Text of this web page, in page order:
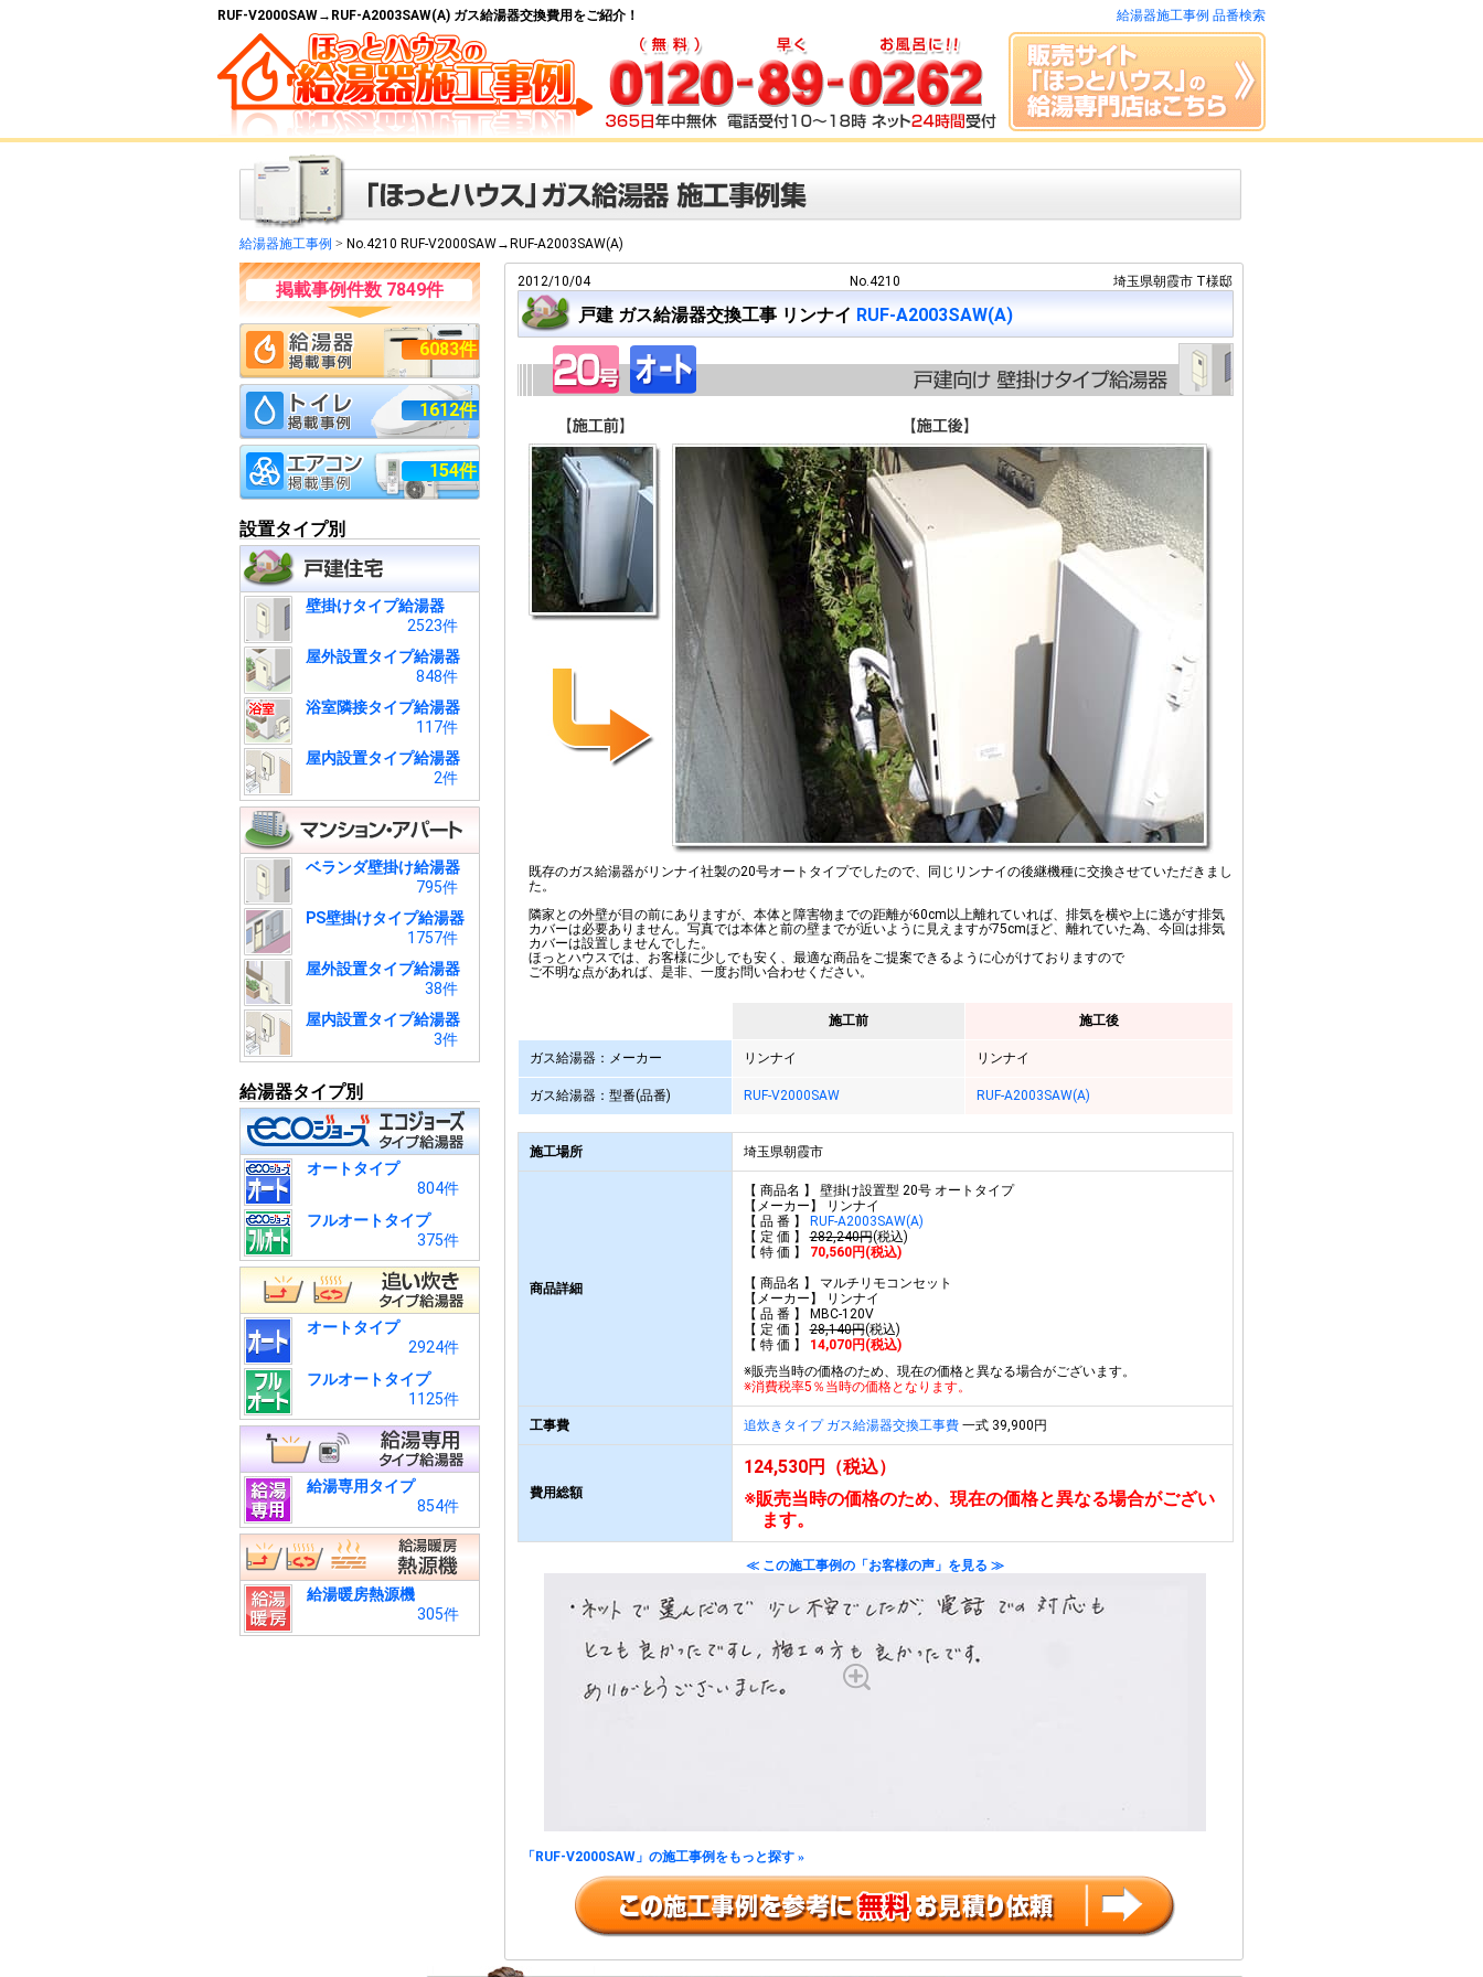
RUF-V2000SAW→RUF-A2003SAW(A) ガス給湯器交換費用をご紹介！ 給湯器施工事例 品番検索
給湯器施工事例 > No.4210 RUF-V2000SAW→RUF-A2003SAW(A)
掲載事例件数 7849件
6083件
1612件
154件
設置タイプ別
壁掛けタイプ給湯器
2523件
屋外設置タイプ給湯器
848件
浴室隣接タイプ給湯器
117件
屋内設置タイプ給湯器
2件
ベランダ壁掛け給湯器
795件
PS壁掛けタイプ給湯器
1757件
屋外設置タイプ給湯器
38件
屋内設置タイプ給湯器
3件
給湯器タイプ別
オートタイプ
804件
フルオートタイプ
375件
オートタイプ
2924件
フルオートタイプ
1125件
給湯専用タイプ
854件
給湯暖房熱源機
305件
2012/10/04 No.4210 埼玉県朝霞市 T様邸
戸建 ガス給湯器交換工事 リンナイ RUF-A2003SAW(A)
既存のガス給湯器がリンナイ社製の20号オートタイプでしたので、同じリンナイの後継機種に交換させていただきまし
た。
隣家との外壁が目の前にありますが、本体と障害物までの距離が60cm以上離れていれば、排気を横や上に逃がす排気
カバーは必要ありません。写真では本体と前の壁までが近いように見えますが75cmほど、離れていた為、今回は排気
カバーは設置しませんでした。
ほっとハウスでは、お客様に少しでも安く、最適な商品をご提案できるように心がけておりますので
ご不明な点があれば、是非、一度お問い合わせください。
施工前 施工後
ガス給湯器：メーカー リンナイ リンナイ
ガス給湯器：型番(品番) RUF-V2000SAW RUF-A2003SAW(A)
施工場所 埼玉県朝霞市
商品詳細
【 商品名 】 壁掛け設置型 20号 オートタイプ
【メーカー】 リンナイ
【 品 番 】
RUF-A2003SAW(A)
【 定 価 】282,240円(税込)
【 特 価 】
70,560円(税込)
【 商品名 】 マルチリモコンセット
【メーカー】 リンナイ
【 品 番 】 MBC-120V
【 定 価 】28,140円(税込)
【 特 価 】
14,070円(税込)
※販売当時の価格のため、現在の価格と異なる場合がございます。
※消費税率5％当時の価格となります。
工事費 追炊きタイプ ガス給湯器交換工事費一式 39,900円
費用総額
124,530円（税込）
※販売当時の価格のため、現在の価格と異なる場合がござい
ます。
≪ この施工事例の「お客様の声」を見る ≫
「RUF-V2000SAW」の施工事例をもっと探す »